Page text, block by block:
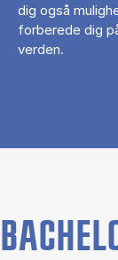
dig også
forberede dig
verden.